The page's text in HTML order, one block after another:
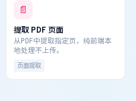
📄
提取 PDF 页面
从PDF中提取指定页，纯前端本
地处理不上传。
页面提取